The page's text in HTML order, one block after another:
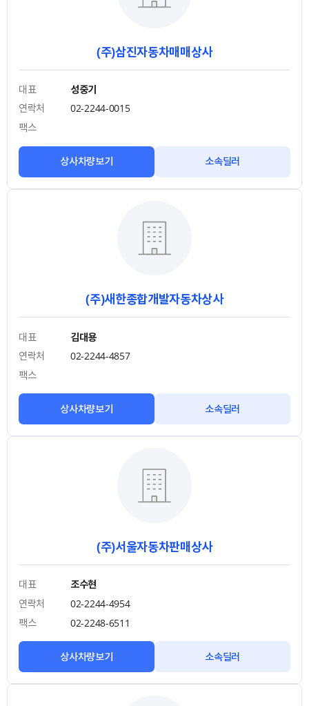
(주)삼진자동차매매상사
대표
성중기
연락처
02-2244-0015
팩스
상사차량보기 소속딜러
(주)새한종합개발자동차상사
대표
김대용
연락처
02-2244-4857
팩스
상사차량보기 소속딜러
(주)서울자동차판매상사
대표
조수현
연락처
02-2244-4954
팩스
02-2248-6511
상사차량보기 소속딜러